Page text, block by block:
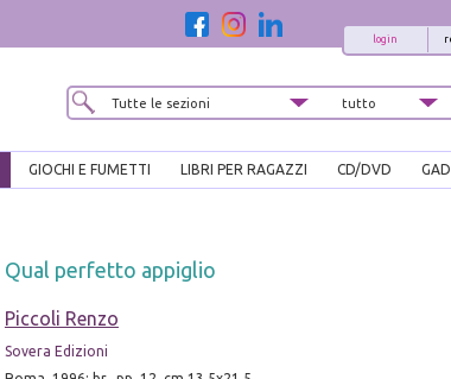
login
GIOCHI E FUMETTI LIBRI PER RAGAZZI CD/DVD
Qual perfetto appiglio
Piccoli Renzo
Sovera Edizioni